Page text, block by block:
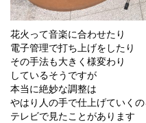
花火って音楽に合わせたり
電子管理で打ち上げをしたり
その手法も大きく様変わり
しているそうですが
本当に絶妙な調整は
やはり人の手で仕上げていくの
テレビで見たことがあります